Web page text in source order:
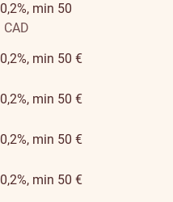
0,2%, min 50
CAD
0,2%, min 50 €
0,2%, min 50 €
0,2%, min 50 €
0,2%, min 50 €